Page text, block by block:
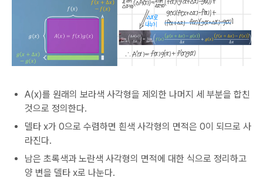
A(x)를 원래의 보라색 사각형을 제외한 나머지 세 부분을 합친
것으로 정의한다.
델타 x가 0으로 수렴하면 흰색 사각형의 면적은 0이 되므로 사
라진다.
남은 초록색과 노란색 사각형의 면적에 대한 식으로 정리하고
양 변을 델타 x로 나눈다.